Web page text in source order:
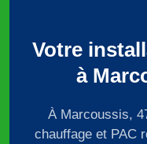
Votre
à
À Marcoussis,
chauffage et PAC